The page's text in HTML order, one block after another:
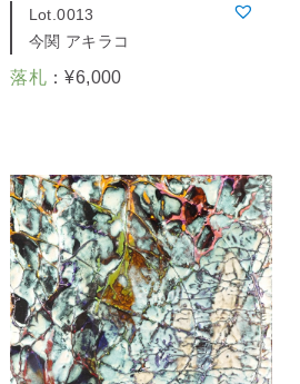
Lot.0013
今関 アキラコ
落札 ：¥6,000